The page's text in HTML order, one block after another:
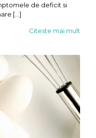
de deficit si
[…]
Citeste mai mult